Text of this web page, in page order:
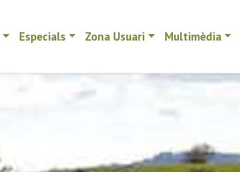
Especials Zona Usuari Multimèdia